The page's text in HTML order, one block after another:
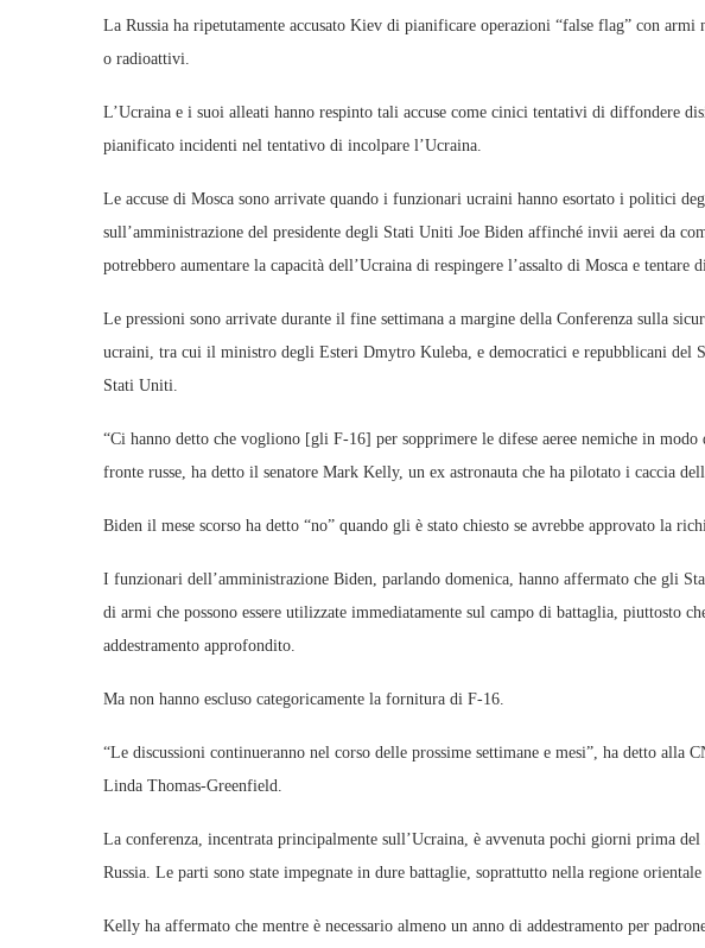
La Russia ha ripetutamente accusato Kiev di pianificare operazioni “false flag” con
o radioattivi.
L’Ucraina e i suoi alleati hanno respinto tali accuse come cinici tentativi di diffondere
pianificato incidenti nel tentativo di incolpare l’Ucraina.
Le accuse di Mosca sono arrivate quando i funzionari ucraini hanno esortato i politici
sull’amministrazione del presidente degli Stati Uniti Joe Biden affinché invii aerei da
potrebbero aumentare la capacità dell’Ucraina di respingere l’assalto di Mosca e tentare
Le pressioni sono arrivate durante il fine settimana a margine della Conferenza sulla
ucraini, tra cui il ministro degli Esteri Dmytro Kuleba, e democratici e repubblicani del
Stati Uniti.
“Ci hanno detto che vogliono [gli F-16] per sopprimere le difese aeree nemiche in
fronte russe, ha detto il senatore Mark Kelly, un ex astronauta che ha pilotato i caccia
Biden il mese scorso ha detto “no” quando gli è stato chiesto se avrebbe approvato la
I funzionari dell’amministrazione Biden, parlando domenica, hanno affermato che gli
di armi che possono essere utilizzate immediatamente sul campo di battaglia, piuttosto
addestramento approfondito.
Ma non hanno escluso categoricamente la fornitura di F-16.
“Le discussioni continueranno nel corso delle prossime settimane e mesi”, ha detto alla
Linda Thomas-Greenfield.
La conferenza, incentrata principalmente sull’Ucraina, è avvenuta pochi giorni prima
Russia. Le parti sono state impegnate in dure battaglie, soprattutto nella regione orientale
Kelly ha affermato che mentre è necessario almeno un anno di addestramento per